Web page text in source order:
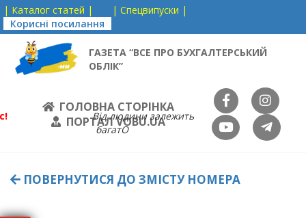
| Каталог статей |
| Спецвипуски |
Корисні посилання
ГАЗЕТА “ВСЕ ПРО БУХГАЛТЕРСЬКИЙ
ОБЛІК”
ГОЛОВНА СТОРІНКА
ПОРТАЛ VOBU.UA
Від людини залежить
багатО
ПОВЕРНУТИСЯ ДО ЗМІСТУ НОМЕРА